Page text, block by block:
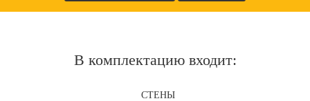
В комплектацию входит:
СТЕНЫ